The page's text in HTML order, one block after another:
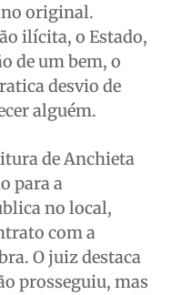
original.
ilícita, o Estado,
de um bem, o
desvio de
alguém.
de Anchieta
para a
no local,
com a
O juiz destaca
prosseguiu, mas